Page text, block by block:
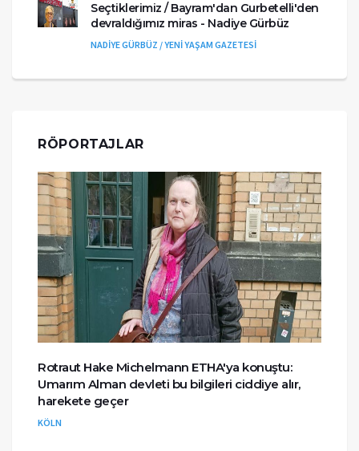
Seçtiklerimiz / Bayram'dan Gurbetelli'den
devraldığımız miras - Nadiye Gürbüz
NADİYE GÜRBÜZ / YENİ YAŞAM GAZETESİ
RÖPORTAJLAR
Rotraut Hake Michelmann ETHA'ya konuştu:
Umarım Alman devleti bu bilgileri ciddiye alır,
harekete geçer
KÖLN